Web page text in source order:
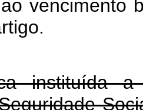
vencimento
instituída a